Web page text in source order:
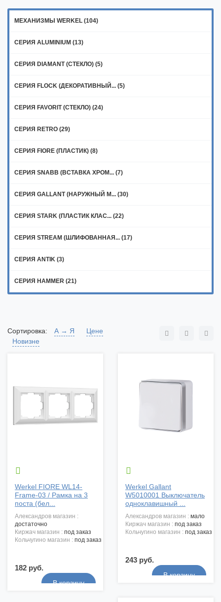
МЕХАНИЗМЫ WERKEL (104)
СЕРИЯ ALUMINIUM (13)
СЕРИЯ DIAMANT (СТЕКЛО) (5)
СЕРИЯ FLOCK (ДЕКОРАТИВНЫЙ... (5)
СЕРИЯ FAVORIT (СТЕКЛО) (24)
СЕРИЯ RETRO (29)
СЕРИЯ FIORE (ПЛАСТИК) (8)
СЕРИЯ SNABB (ВСТАВКА ХРОМ... (7)
СЕРИЯ GALLANT (НАРУЖНЫЙ М... (30)
СЕРИЯ STARK (ПЛАСТИК КЛАС... (22)
СЕРИЯ STREAM (ШЛИФОВАННАЯ... (17)
СЕРИЯ ANTIK (3)
СЕРИЯ HAMMER (21)
Сортировка: А → Я
Цене
Новизне

Werkel FIORE WL14-
Frame-03 / Рамка на 3
поста (бел...
александров магазин :
достаточно
киржач магазин : под заказ
кольчугино магазин : под заказ
182 руб.

Werkel Gallant
W5010001 Выключатель
одноклавишный ...
александров магазин : мало
киржач магазин : под заказ
кольчугино магазин : под заказ
243 руб.